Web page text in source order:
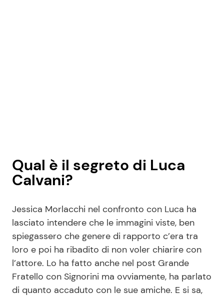
Qual è il segreto di Luca
Calvani?
Jessica Morlacchi nel confronto con Luca ha
lasciato intendere che le immagini viste, ben
spiegassero che genere di rapporto c’era tra
loro e poi ha ribadito di non voler chiarire con
l’attore. Lo ha fatto anche nel post Grande
Fratello con Signorini ma ovviamente, ha parlato
di quanto accaduto con le sue amiche. E si sa,